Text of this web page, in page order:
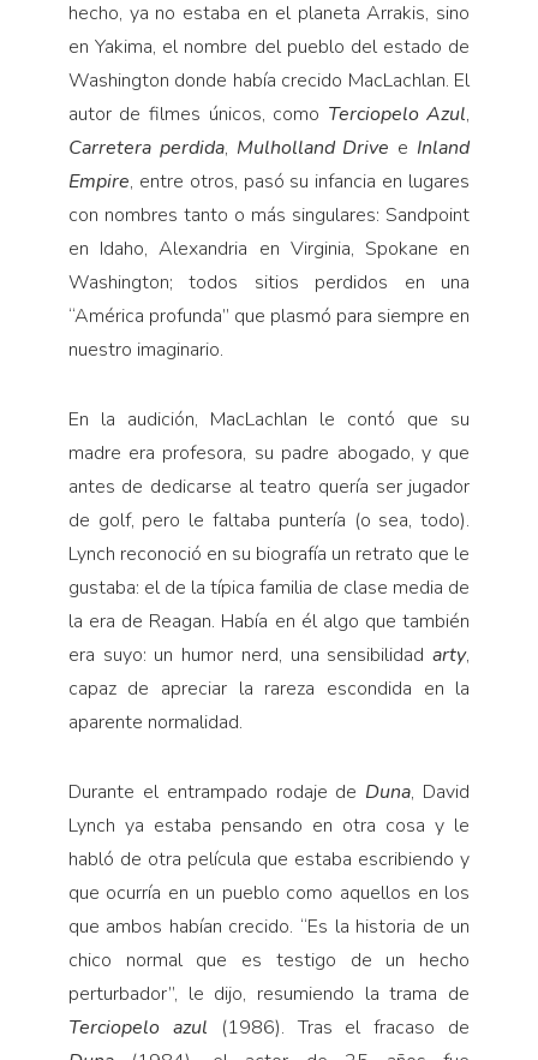
hecho, ya no estaba en el planeta Arrakis, sino
en Yakima, el nombre del pueblo del estado de
Washington donde había crecido MacLachlan. El
autor de filmes únicos, como Terciopelo Azul,
Carretera perdida, Mulholland Drive e Inland
Empire, entre otros, pasó su infancia en lugares
con nombres tanto o más singulares: Sandpoint
en Idaho, Alexandria en Virginia, Spokane en
Washington; todos sitios perdidos en una
“América profunda” que plasmó para siempre en
nuestro imaginario.
En la audición, MacLachlan le contó que su
madre era profesora, su padre abogado, y que
antes de dedicarse al teatro quería ser jugador
de golf, pero le faltaba puntería (o sea, todo).
Lynch reconoció en su biografía un retrato que le
gustaba: el de la típica familia de clase media de
la era de Reagan. Había en él algo que también
era suyo: un humor nerd, una sensibilidadarty,
capaz de apreciar la rareza escondida en la
aparente normalidad.
Durante el entrampado rodaje de Duna, David
Lynch ya estaba pensando en otra cosa y le
habló de otra película que estaba escribiendo y
que ocurría en un pueblo como aquellos en los
que ambos habían crecido. “Es la historia de un
chico normal que es testigo de un hecho
perturbador”, le dijo, resumiendo la trama de
Terciopelo azul
(1986). Tras el fracaso de